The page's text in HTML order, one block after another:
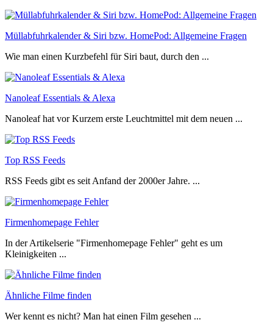
Müllabfuhrkalender & Siri bzw. HomePod: Allgemeine Fragen
Wie man einen Kurzbefehl für Siri baut, durch den ...
Nanoleaf Essentials & Alexa
Nanoleaf hat vor Kurzem erste Leuchtmittel mit dem neuen ...
Top RSS Feeds
RSS Feeds gibt es seit Anfand der 2000er Jahre. ...
Firmenhomepage Fehler
In der Artikelserie "Firmenhomepage Fehler" geht es um
Kleinigkeiten ...
Ähnliche Filme finden
Wer kennt es nicht? Man hat einen Film gesehen ...